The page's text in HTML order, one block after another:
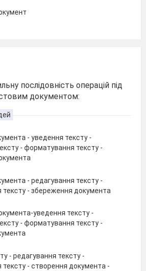
послідовність операцій під
документом:
- уведення тексту -
- форматування тексту -
- редагування тексту -
- збереження документа
уведення тексту -
- форматування тексту -
- редагування тексту -
- створення документа -